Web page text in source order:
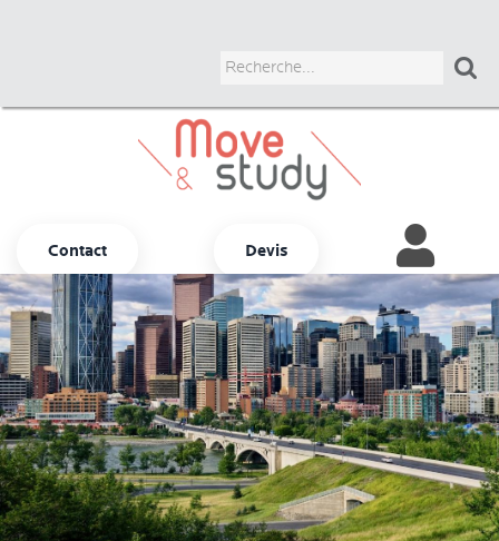
Contact Devis 
Autres options
ADULTES
JUNIORS
UNIVERSITAIRES
BUSINESS
COURS CHEZ LE PROF